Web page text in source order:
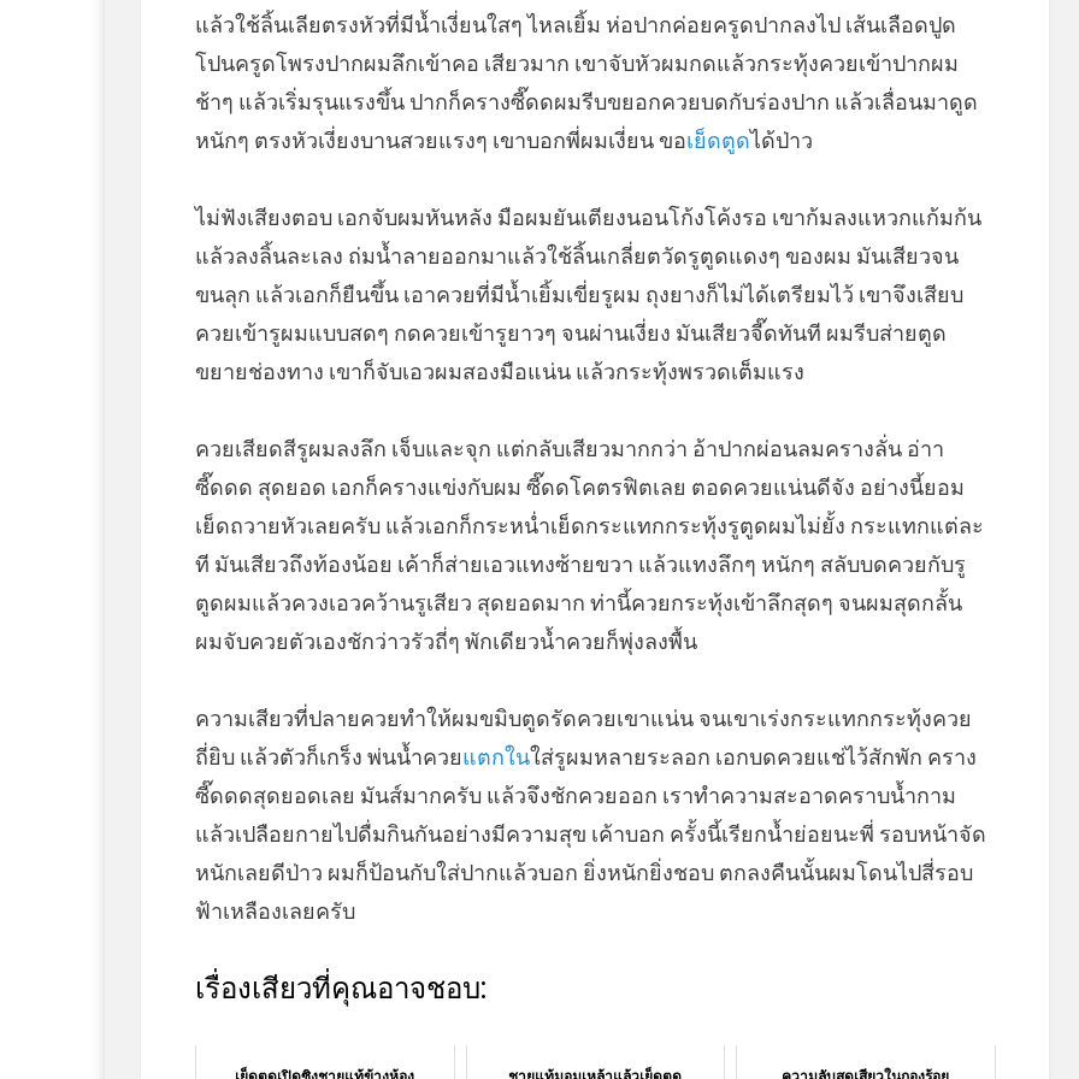
แล้วใช้ลิ้นเลียตรงหัวที่มีน้ำเงี่ยนใสๆ ไหลเยิ้ม ห่อปากค่อยครูดปากลงไป เส้นเลือดปูด
โปนครูดโพรงปากผมลึกเข้าคอ เสียวมาก เขาจับหัวผมกดแล้วกระทุ้งควยเข้าปากผม
ช้าๆ แล้วเริ่มรุนแรงขึ้น ปากก็ครางซี๊ดดผมรีบขยอกควยบดกับร่องปาก แล้วเลื่อนมาดูด
หนักๆ ตรงหัวเงี่ยงบานสวยแรงๆ เขาบอกพี่ผมเงี่ยน ขอเย็ดตูดได้ป่าว
ไม่ฟังเสียงตอบ เอกจับผมหันหลัง มือผมยันเตียงนอนโก้งโค้งรอ เขาก้มลงแหวกแก้มก้น
แล้วลงลิ้นละเลง ถ่มน้ำลายออกมาแล้วใช้ลิ้นเกลี่ยตวัดรูตูดแดงๆ ของผม มันเสียวจน
ขนลุก แล้วเอกก็ยืนขึ้น เอาควยที่มีน้ำเยิ้มเขี่ยรูผม ถุงยางก็ไม่ได้เตรียมไว้ เขาจึงเสียบ
ควยเข้ารูผมแบบสดๆ กดควยเข้ารูยาวๆ จนผ่านเงี่ยง มันเสียวจี๊ดทันที ผมรีบส่ายตูด
ขยายช่องทาง เขาก็จับเอวผมสองมือแน่น แล้วกระทุ้งพรวดเต็มแรง
ควยเสียดสีรูผมลงลึก เจ็บและจุก แต่กลับเสียวมากกว่า อ้าปากผ่อนลมครางลั่น อ่าา
ซี๊ดดด สุดยอด เอกก็ครางแข่งกับผม ซี๊ดดโคตรฟิตเลย ตอดควยแน่นดีจัง อย่างนี้ยอม
เย็ดถวายหัวเลยครับ แล้วเอกก็กระหน่ำเย็ดกระแทกกระทุ้งรูตูดผมไม่ยั้ง กระแทกแต่ละ
ที มันเสียวถึงท้องน้อย เค้าก็ส่ายเอวแทงซ้ายขวา แล้วแทงลึกๆ หนักๆ สลับบดควยกับรู
ตูดผมแล้วควงเอวคว้านรูเสียว สุดยอดมาก ท่านี้ควยกระทุ้งเข้าลึกสุดๆ จนผมสุดกลั้น
ผมจับควยตัวเองชักว่าวรัวถี่ๆ พักเดียวน้ำควยก็พุ่งลงพื้น
ความเสียวที่ปลายควยทำให้ผมขมิบตูดรัดควยเขาแน่น จนเขาเร่งกระแทกกระทุ้งควย
ถี่ยิบ แล้วตัวก็เกร็ง พ่นน้ำควยแตกในใส่รูผมหลายระลอก เอกบดควยแช่ไว้สักพัก คราง
ซี๊ดดดสุดยอดเลย มันส์มากครับ แล้วจึงชักควยออก เราทำความสะอาดคราบน้ำกาม
แล้วเปลือยกายไปดื่มกินกันอย่างมีความสุข เค้าบอก ครั้งนี้เรียกน้ำย่อยนะพี่ รอบหน้าจัด
หนักเลยดีป่าว ผมก็ป้อนกับใส่ปากแล้วบอก ยิ่งหนักยิ่งชอบ ตกลงคืนนั้นผมโดนไปสี่รอบ
ฟ้าเหลืองเลยครับ
เรื่องเสียวที่คุณอาจชอบ: